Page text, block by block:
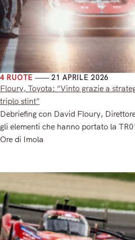
4 RUOTE 21 APRILE 2026
Floury, Toyota: “Vinto grazie a
triplo stint”
Debriefing con David Floury,
gli elementi che hanno portato la
Ore di Imola